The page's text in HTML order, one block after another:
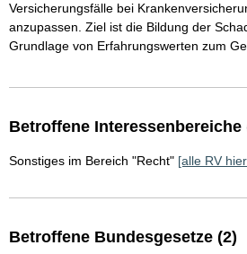
Versicherungsfälle bei
anzupassen. Ziel ist die Bildung der
Grundlage von Erfahrungswerten zum
Betroffene Interessenbereiche
Sonstiges im Bereich "Recht" [alle RV
Betroffene Bundesgesetze (2)